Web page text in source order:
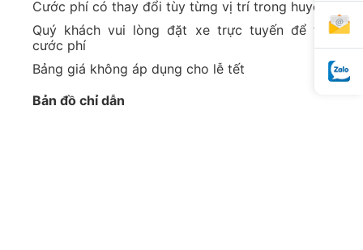
Cước phí có thay đổi tùy từng vị trí trong huyện
Quý khách vui lòng đặt xe trực tuyến để tra
cước phí
Bảng giá không áp dụng cho lễ tết
Bản đồ chỉ dẫn